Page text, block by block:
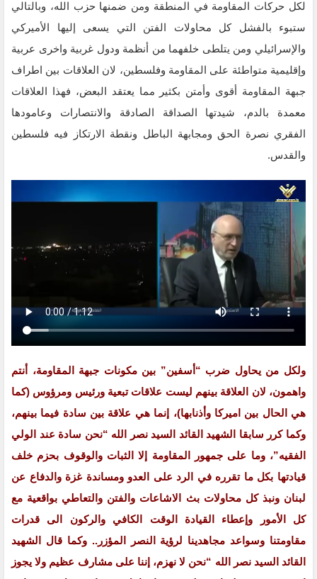
لكل حركات المقاومة في المنطقة ومن ضمنها حزب الله، وبالتالي
ستبوء بالفشل كل محاولات الفتن التي يسعى إليها الأميركي
والإسرائيلي ومن يتلطى خلفهما من أنظمة ودول غربية واخرى عربية
وإقليمية متواطئة على المقاومة وفلسطين، لان العلاقات بين اطراف
جبهة المقاومة أقوى وأمتن بكثير مما يعتقد البعض، فهذا العلاقات
معمدة بالدم، شيدتها الصداقة الصادقة والانتصارات وعامودها
الفقري نصرة الحق ومجابهة الباطل ونقطة الارتكاز فيه فلسطين
والقدس.
ولكل من يحاول ضرب “أسفين” بين مكونات جبهة المقاومة، أنتم
واهمون، لان العلاقة بينهم ليست علاقات تبعية ورئيس ومرؤوس (كما
هي الحال بين اميركا وأذنابها)، إنما هي علاقة بين سادة فيما بينهم،
وكما كرر سابقا الشهيد القائد السيد نصر الله “نحن سادة عند الولي
الفقيه”، وما على جمهور المقاومة إلا الثبات والوقوف بحزم خلف
قيادتها بكل ما تقرره في الرد على العدو ومساندة غزة والدفاع عن
لبنان ونبذ كل محاولات بث الاشاعات والفتن والتعاطي بواقعية مع
كل الأمور وإعطاء القيادة الوقت الكافي والركون الى قدرات
مقاومتنا وسواعد مجاهدينا لرؤية النصر المؤزر.. وكما قال الشهيد
القائد السيد نصر الله “نحن لا نهزم، إننا على مشارف عظيم ولا يجوز